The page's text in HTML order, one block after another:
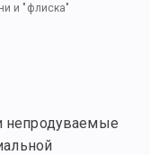
и "флиска"
непродуваемые